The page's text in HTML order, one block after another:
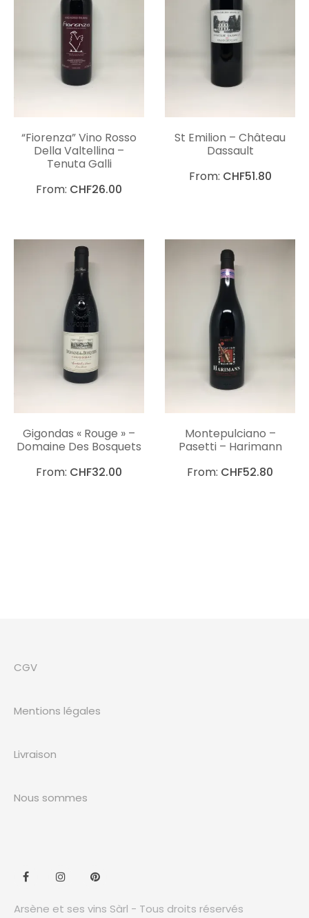
“Fiorenza” Vino Rosso
Della Valtellina –
Tenuta Galli
From: CHF26.00
St Emilion – Château
Dassault
From: CHF51.80
Gigondas « Rouge » –
Domaine Des Bosquets
From: CHF32.00
Montepulciano –
Pasetti – Harimann
From: CHF52.80
CGV
Mentions légales
Livraison
Nous sommes
Arsène et ses vins Sàrl - Tous droits réservés